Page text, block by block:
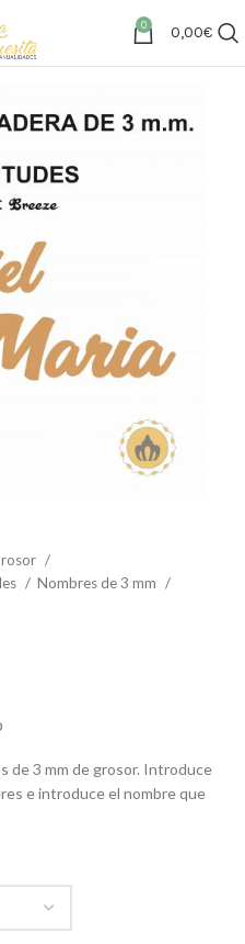
0 0,00€
Nombres de 3 mm
de 3 mm de grosor. Introduce
e introduce el nombre que